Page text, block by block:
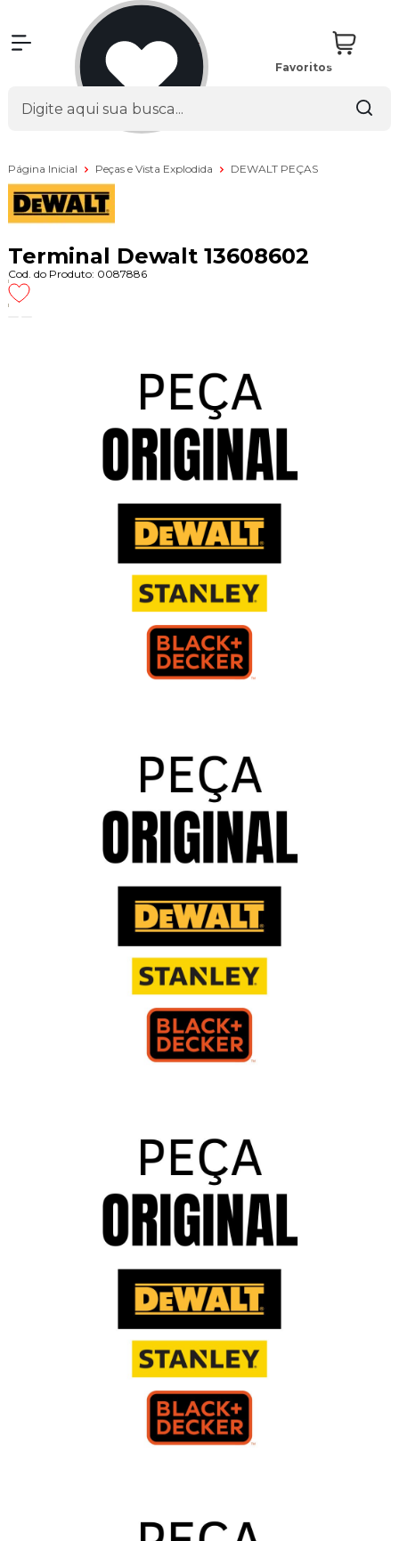
Favoritos
Página Inicial Peças e Vista Explodida DEWALT PEÇAS
Terminal Dewalt 13608602
Cod. do Produto: 0087886